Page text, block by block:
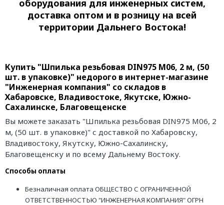
оборудования для инженерных систем,
доставка оптом и в розницу на всей
территории Дальнего Востока!
Купить "Шпилька резьбовая DIN975 М06, 2 м, (50
шт. в упаковке)" недорого в интернет-магазине
"Инженерная компания" со складов в
Хабаровске, Владивостоке, Якутске, Южно-
Сахалинске, Благовещенске
Вы можете заказать "Шпилька резьбовая DIN975 М06, 2
м, (50 шт. в упаковке)" с доставкой по Хабаровску,
Владивостоку, Якутску, Южно-Сахалинску,
Благовещенску и по всему Дальнему Востоку.
Способы оплаты
Безналичная оплата ОБЩЕСТВО С ОГРАНИЧЕННОЙ
ОТВЕТСТВЕННОСТЬЮ "ИНЖЕНЕРНАЯ КОМПАНИЯ" ОГРН